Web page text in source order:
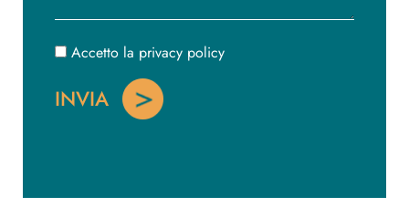
Accetto la privacy policy